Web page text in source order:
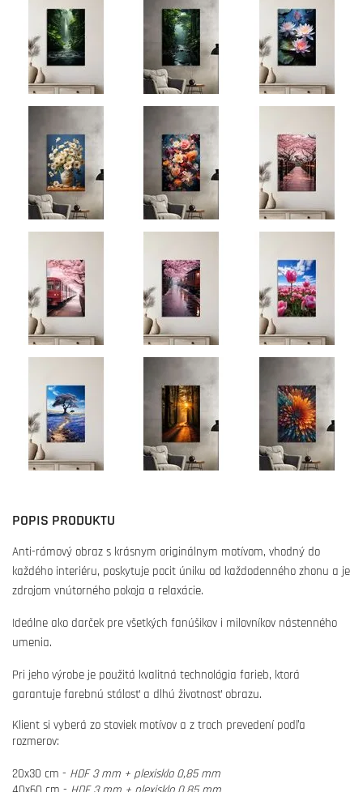
POPIS PRODUKTU
Anti-rámový obraz s krásnym originálnym motívom, vhodný do
každého interiéru, poskytuje pocit úniku od každodenného zhonu a je
zdrojom vnútorného pokoja a relaxácie.
Ideálne ako darček pre všetkých fanúšikov i milovníkov nástenného
umenia.
Pri jeho výrobe je použitá kvalitná technológia farieb, ktorá
garantuje farebnú stálosť a dlhú životnosť obrazu.
Klient si vyberá zo stoviek motívov a z troch prevedení podľa
rozmerov:
20x30 cm - HDF 3 mm + plexisklo 0,85 mm